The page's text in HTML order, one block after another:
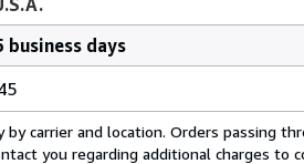
business days
carrier and location. Orders passing
you regarding additional charges to